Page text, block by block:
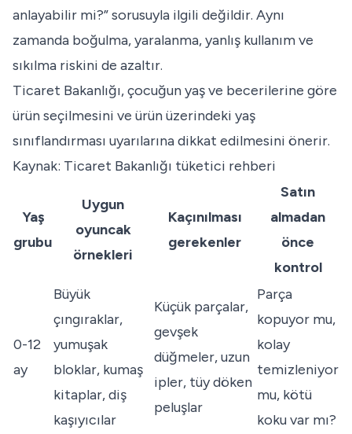
anlayabilir mi?” sorusuyla ilgili değildir. Aynı
zamanda boğulma, yaralanma, yanlış kullanım ve
sıkılma riskini de azaltır.
Ticaret Bakanlığı, çocuğun yaş ve becerilerine göre
ürün seçilmesini ve ürün üzerindeki yaş
sınıflandırması uyarılarına dikkat edilmesini önerir.
Kaynak: Ticaret Bakanlığı tüketici rehberi
Yaş
grubu
Uygun
oyuncak
örnekleri
Kaçınılması
gerekenler
Satın
almadan
önce
kontrol
0-12
ay
Büyük
çıngıraklar,
yumuşak
bloklar, kumaş
kitaplar, diş
kaşıyıcılar
Küçük parçalar,
gevşek
düğmeler, uzun
ipler, tüy döken
peluşlar
Parça
kopuyor mu,
kolay
temizleniyor
mu, kötü
koku var mı?